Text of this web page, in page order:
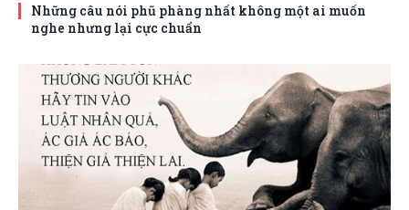
Những câu nói phũ phàng nhất không một ai muốn
nghe nhưng lại cực chuẩn